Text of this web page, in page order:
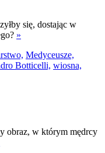
się, dostając w
»
Medyceusze,
Botticelli, wiosna,
obraz, w którym mędrcy